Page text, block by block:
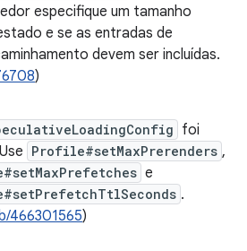
especifique um tamanho
e se as entradas de
devem ser incluídas.
)
foi
Profile#setMaxPrerenders ,
e
.
466301565)